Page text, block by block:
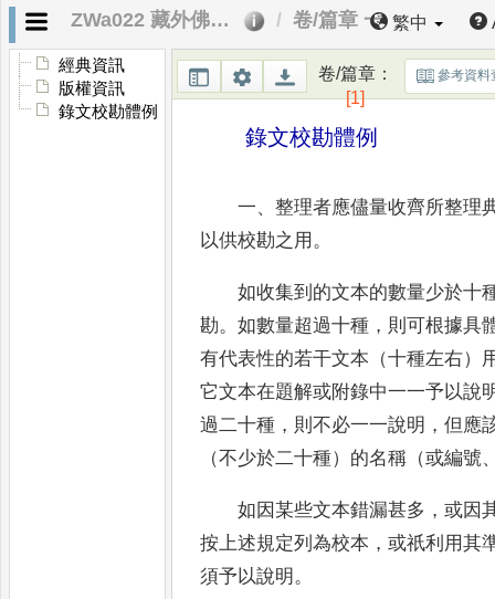
ZWa022 藏外佛教文獻第四輯．錄文校勘體例 卷/篇章 一 繁中
經典資訊
版權資訊
錄文校勘體例
卷/篇章：
[1]
參考資料
錄文校勘體例
一、整理者應儘量收齊所整理
以供校勘之用 。
如收集到的文本的數量少於十
勘。如數量超過十種 ， 則可根據具
有代表性的若干文本（十種左右）
它文本在題解或附錄中一一予以說
過二十種 ， 則不必一一說明 ，但應
（不少於二十種）的名稱（或編號
如因某些文本錯漏甚多 ，或因
按上述規定列為校本 ，或祇利用其
須予以說明。